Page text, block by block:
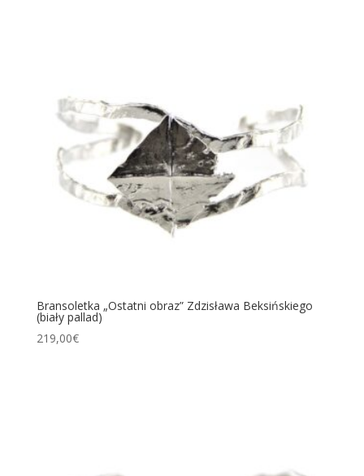
Bransoletka „Ostatni obraz” Zdzisława Beksińskiego
(biały pallad)
219,00€